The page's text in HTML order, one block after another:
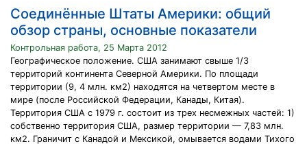
Соединённые Штаты Америки: общий
обзор страны, основные показатели
Контрольная работа, 25 Марта 2012
Географическое положение. США занимают свыше 1/3
территорий континента Северной Америки. По площади
территории (9, 4 млн. км2) находятся на четвертом месте в
мире (после Российской Федерации, Канады, Китая).
Территория США с 1979 г. состоит из трех несмежных частей: 1)
собственно территория США, размер территории — 7,83 млн.
км2. Граничит с Канадой и Мексикой, омывается водами Тихого